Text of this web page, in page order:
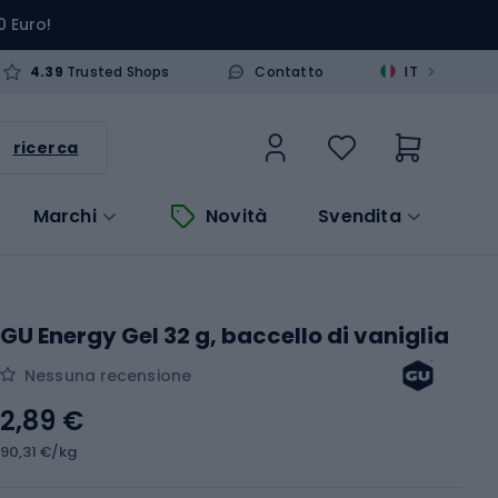
Euro!
4.39 Trusted Shops Contatto IT >
ricerca
Marchi Novità Svendita
GU Energy Gel 32 g, baccello di vaniglia
Nessuna recensione
2,89 €
90,31 €/kg